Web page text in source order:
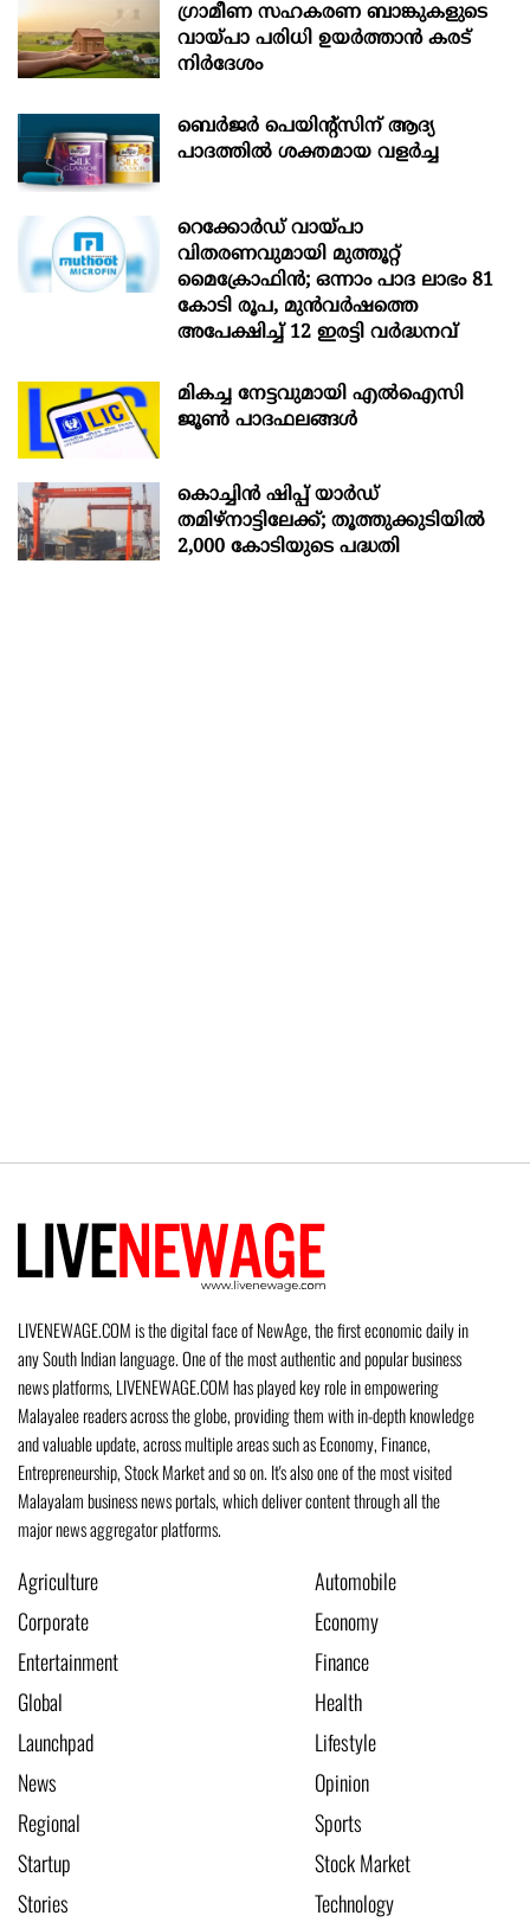
ഗ്രാമീണ സഹകരണ ബാങ്കുകളുടെ
വായ്പാ പരിധി ഉയർത്താൻ കരട്
നിർദേശം
ബെർജർ പെയിന്റ്സിന് ആദ്യ
പാദത്തിൽ ശക്തമായ വളർച്ച
റെക്കോർഡ് വായ്പാ
വിതരണവുമായി മുത്തൂറ്റ്
മൈക്രോഫിൻ; ഒന്നാം പാദ ലാഭം 81
കോടി രൂപ, മുൻവർഷത്തെ
അപേക്ഷിച്ച് 12 ഇരട്ടി വർദ്ധനവ്
മികച്ച നേട്ടവുമായി എൽഐസി
ജൂൺ പാദഫലങ്ങൾ
കൊച്ചിന്‍ ഷിപ്പ് യാർഡ്
തമിഴ്നാട്ടിലേക്ക്; തൂത്തുക്കുടിയിൽ
2,000 കോടിയുടെ പദ്ധതി
LIVENEWAGE.COM is the digital face of NewAge, the first economic daily in
any South Indian language. One of the most authentic and popular business
news platforms, LIVENEWAGE.COM has played key role in empowering
Malayalee readers across the globe, providing them with in-depth knowledge
and valuable update, across multiple areas such as Economy, Finance,
Entrepreneurship, Stock Market and so on. It's also one of the most visited
Malayalam business news portals, which deliver content through all the
major news aggregator platforms.
Agriculture
Automobile
Corporate
Economy
Entertainment
Finance
Global
Health
Launchpad
Lifestyle
News
Opinion
Regional
Sports
Startup
Stock Market
Stories
Technology